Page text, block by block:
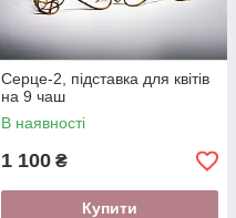
Серце-2, підставка для квітів
на 9 чаш
В наявності
1 100 ₴
Купити